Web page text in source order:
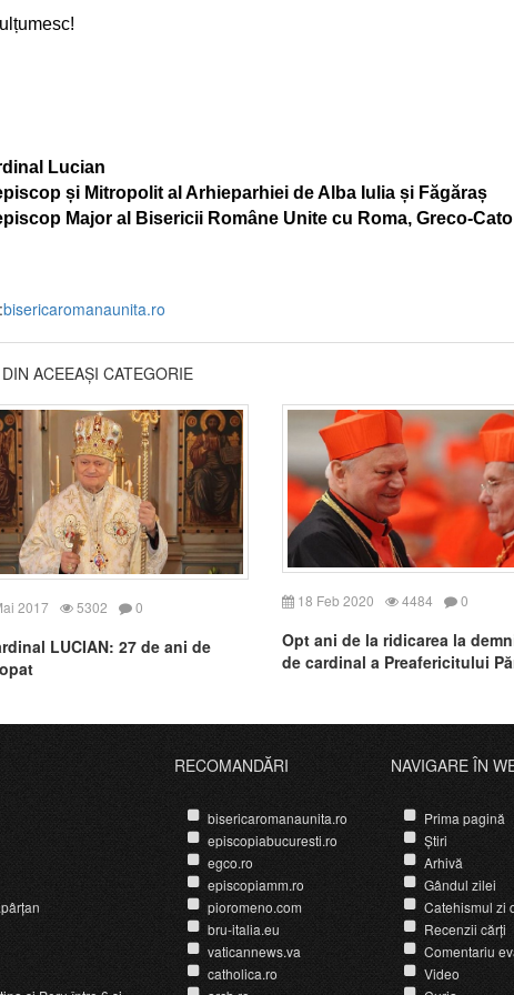
Lucian
și Mitropolit al Arhieparhiei de Alba Iulia și Făgăraș
Major al Bisericii Române Unite cu Roma, Greco-
bisericaromanaunita.ro
ACEEAȘI CATEGORIE
2017 5302 0
LUCIAN: 27 de ani de
18 Feb 2020 4484 0
Opt ani de la ridicarea la
de cardinal a Preafericitului
RECOMANDĂRI
bisericaromanaunita.ro
episcopiabucuresti.ro
egco.ro
episcopiamm.ro
pioromeno.com
bru-italia.eu
vaticannews.va
catholica.ro
NAVIGARE ÎN
Prima pagină
Știri
Arhivă
Gândul zilei
Catehismul zi
Recenzii cărți
Comentariu
Video